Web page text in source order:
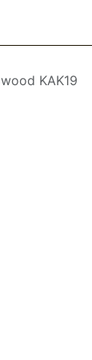
KAK19